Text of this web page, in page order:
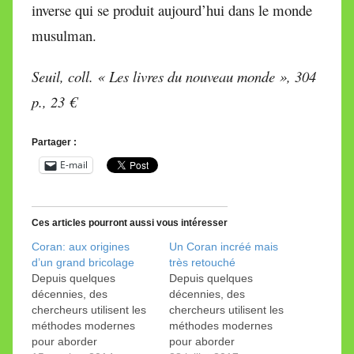
inverse qui se produit aujourd’hui dans le monde
musulman.
Seuil, coll. « Les livres du nouveau monde », 304
p., 23 €
Partager :
E-mail
Ces articles pourront aussi vous intéresser
Coran: aux origines
d’un grand bricolage
Depuis quelques
décennies, des
chercheurs utilisent les
méthodes modernes
pour aborder
Un Coran incréé mais
très retouché
Depuis quelques
décennies, des
chercheurs utilisent les
méthodes modernes
pour aborder